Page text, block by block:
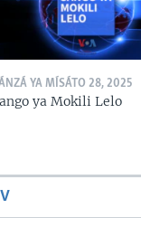
YA MÍSÁTO 28, 2025
ya Mokili Lelo